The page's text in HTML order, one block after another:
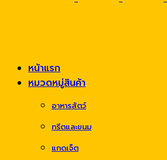
หน้าแรก
หมวดหมู่สินค้า
อาหารสัตว์
ทรีตและขนม
แกดเจ็ต